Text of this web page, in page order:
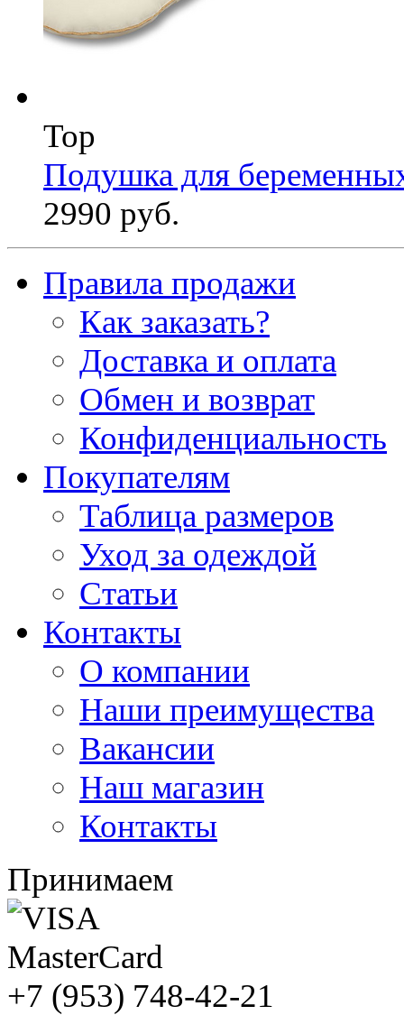
Top
Подушка для
2990 руб.
Правила продажи
Как заказать?
Доставка и оплата
Обмен и возврат
Конфиденциальность
Покупателям
Таблица размеров
Уход за одеждой
Статьи
Контакты
О компании
Наши преимущества
Вакансии
Наш магазин
Контакты
Принимаем
+7 (953) 748-42-21